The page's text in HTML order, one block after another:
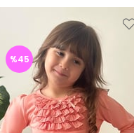
%45